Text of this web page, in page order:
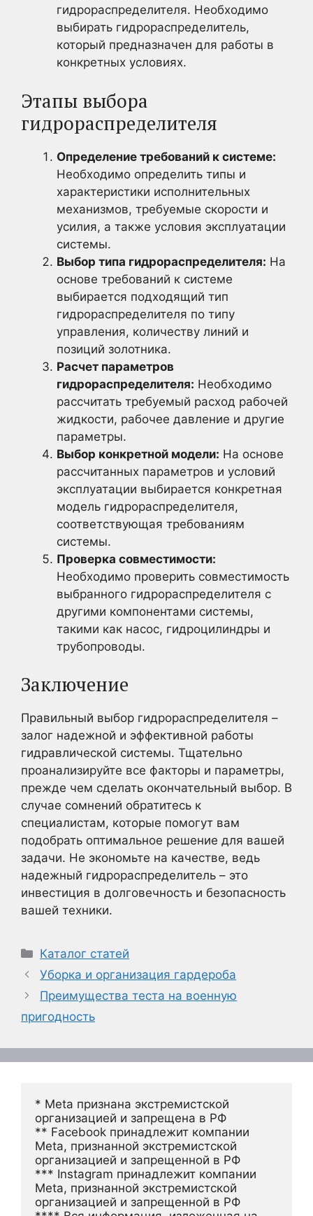
гидрораспределителя. Необходимо
выбирать гидрораспределитель,
который предназначен для работы в
конкретных условиях.
Этапы выбора
гидрораспределителя
Определение требований к системе:
Необходимо определить типы и
характеристики исполнительных
механизмов, требуемые скорости и
усилия, а также условия эксплуатации
системы.
Выбор типа гидрораспределителя: На
основе требований к системе
выбирается подходящий тип
гидрораспределителя по типу
управления, количеству линий и
позиций золотника.
Расчет параметров
гидрораспределителя: Необходимо
рассчитать требуемый расход рабочей
жидкости, рабочее давление и другие
параметры.
Выбор конкретной модели: На основе
рассчитанных параметров и условий
эксплуатации выбирается конкретная
модель гидрораспределителя,
соответствующая требованиям
системы.
Проверка совместимости:
Необходимо проверить совместимость
выбранного гидрораспределителя с
другими компонентами системы,
такими как насос, гидроцилиндры и
трубопроводы.
Заключение
Правильный выбор гидрораспределителя –
залог надежной и эффективной работы
гидравлической системы. Тщательно
проанализируйте все факторы и параметры,
прежде чем сделать окончательный выбор. В
случае сомнений обратитесь к
специалистам, которые помогут вам
подобрать оптимальное решение для вашей
задачи. Не экономьте на качестве, ведь
надежный гидрораспределитель – это
инвестиция в долговечность и безопасность
вашей техники.
Рубрики
Каталог статей
Уборка и организация гардероба
Преимущества теста на военную
пригодность
* Meta признана экстремистской
организацией и запрещена в РФ
** Facebook принадлежит компании
Meta, признанной экстремистской
организацией и запрещенной в РФ
*** Instagram принадлежит компании
Meta, признанной экстремистской
организацией и запрещенной в РФ